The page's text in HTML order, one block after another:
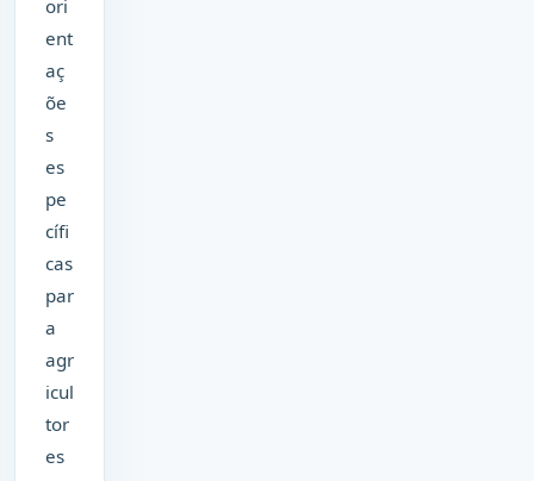
ori
ent
aç
õe
s
es
pe
cífi
cas
par
a
agr
icul
tor
es